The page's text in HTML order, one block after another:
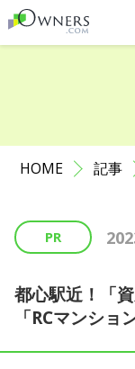
会員登録がお済
お知らせ
サポート
初めての方へ
お問い合わせ
HOME 記事
PR
都心駅近！「
「RCマンショ